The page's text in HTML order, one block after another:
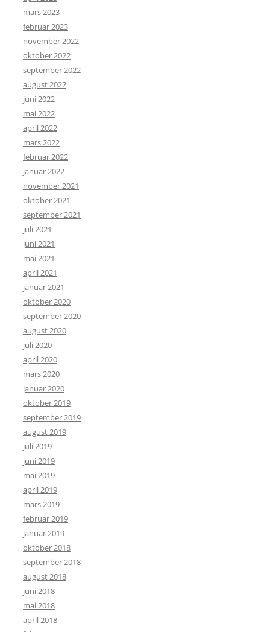
mars 2023
februar 2023
november 2022
oktober 2022
september 2022
august 2022
juni 2022
mai 2022
april 2022
mars 2022
februar 2022
januar 2022
november 2021
oktober 2021
september 2021
juli 2021
juni 2021
mai 2021
april 2021
januar 2021
oktober 2020
september 2020
august 2020
juli 2020
april 2020
mars 2020
januar 2020
oktober 2019
september 2019
august 2019
juli 2019
juni 2019
mai 2019
april 2019
mars 2019
februar 2019
januar 2019
oktober 2018
september 2018
august 2018
juni 2018
mai 2018
april 2018